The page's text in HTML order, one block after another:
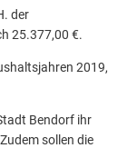
der
25.377,00 €.
2019,
Bendorf ihr
sollen die